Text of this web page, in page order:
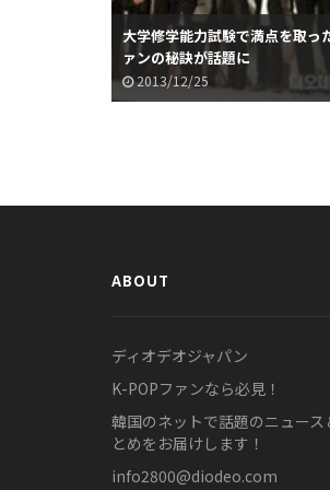
大学修学能力試験で満点を取っ
ァンの秘訣が話題に
2013/12/25
ABOUT
ディオデオジャパン
K-POPファンなら必見！
韓国のネットで話題のニュース
とめをお届けします！
info2800@diodeo.com